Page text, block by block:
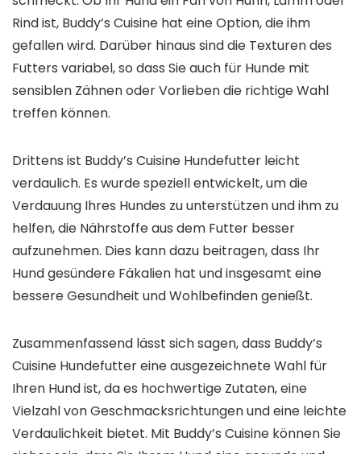
Rind ist, Buddy’s Cuisine hat eine Option, die ihm
gefallen wird. Darüber hinaus sind die Texturen des
Futters variabel, so dass Sie auch für Hunde mit
sensiblen Zähnen oder Vorlieben die richtige Wahl
treffen können.
Drittens ist Buddy’s Cuisine Hundefutter leicht
verdaulich. Es wurde speziell entwickelt, um die
Verdauung Ihres Hundes zu unterstützen und ihm zu
helfen, die Nährstoffe aus dem Futter besser
aufzunehmen. Dies kann dazu beitragen, dass Ihr
Hund gesündere Fäkalien hat und insgesamt eine
bessere Gesundheit und Wohlbefinden genießt.
Zusammenfassend lässt sich sagen, dass Buddy’s
Cuisine Hundefutter eine ausgezeichnete Wahl für
Ihren Hund ist, da es hochwertige Zutaten, eine
Vielzahl von Geschmacksrichtungen und eine leichte
Verdaulichkeit bietet. Mit Buddy’s Cuisine können Sie